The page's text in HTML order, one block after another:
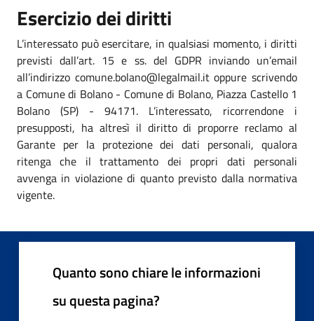
Esercizio dei diritti
L’interessato può esercitare, in qualsiasi momento, i diritti
previsti dall’art. 15 e ss. del GDPR inviando un’email
all’indirizzo comune.bolano@legalmail.it oppure scrivendo
a Comune di Bolano - Comune di Bolano, Piazza Castello 1
Bolano (SP) - 94171. L’interessato, ricorrendone i
presupposti, ha altresì il diritto di proporre reclamo al
Garante per la protezione dei dati personali, qualora
ritenga che il trattamento dei propri dati personali
avvenga in violazione di quanto previsto dalla normativa
vigente.
Quanto sono chiare le informazioni
su questa pagina?